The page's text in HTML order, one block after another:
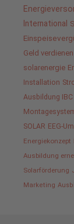
International
Geld
solarenergie
Installation
Ausbildung IBC
SOLAR EEG-
Energiekonzept
Ausbildung
Solarförderung
Marketing